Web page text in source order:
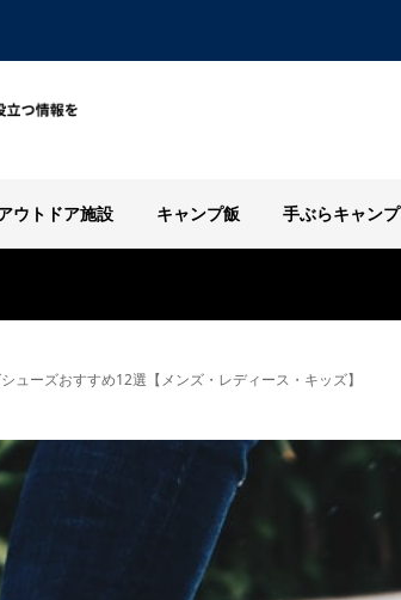
ウトドア施設 キャンプ飯 手ぶらキャンプ
ューズおすすめ12選【メンズ・レディース・キッズ】